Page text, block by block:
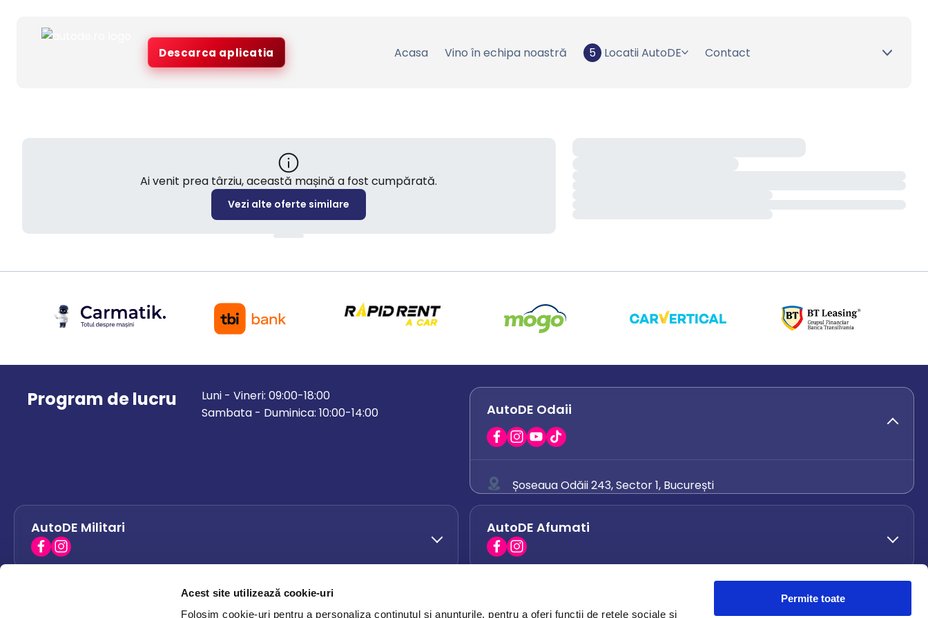
Acest site utilizează cookie-uri
Folosim cookie-uri pentru a personaliza conținutul și anunțurile, pentru a oferi funcții de rețele sociale și
Permite toate
Descarca aplicatia Acasa Vino în echipa noastră 5 Locatii AutoDE Contact
Ai venit prea târziu, această mașină a fost cumpărată.
Vezi alte oferte similare
Program de lucru
Luni - Vineri: 09:00-18:00
Sambata - Duminica: 10:00-14:00
AutoDE Odaii
Șoseaua Odăii 243, Sector 1, București
0742 444 194
office.odaii@autode.ro
AutoDE Militari AutoDE Afumati